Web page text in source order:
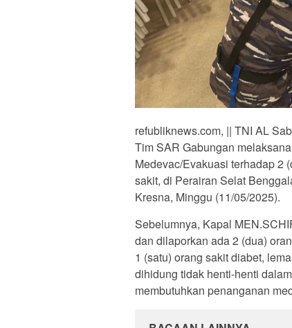
refubliknews.com, || TNI AL
Tim SAR Gabungan
Medevac/Evakuasi terhadap 2
sakit, di Perairan Selat
Kresna, Minggu (11/05/2025).
Sebelumnya, Kapal
dan dilaporkan ada 2 (dua)
1 (satu) orang sakit diabet,
dihidung tidak henti-henti
membutuhkan penanganan